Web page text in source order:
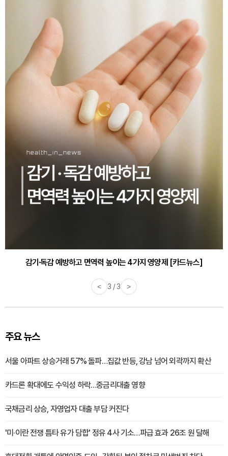
감기·독감 예방하고 면역력 높이는 4가지 영양제 [카드뉴스]
< 3 / 3 >
주요 뉴스
서울 아파트 상승거래 57% 돌파…집값 반등, 강남 넘어 외곽까지 확산
카드론 확대에도 수익성 하락…중금리대출 영향
국채금리 상승, 자영업자 대출 부담 커진다
'미·이란 전쟁 틈타 유가 담합' 정유 4사 기소…파급 효과 26조 원 달해